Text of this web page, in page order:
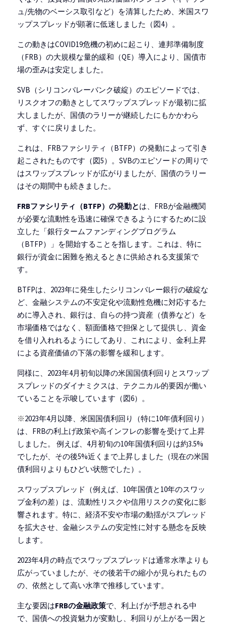
ュ/先物のベーシス取引など）を清算したため、米国スワ
ップスプレッドが顕著に低迷しました（図4）。
この動きはCOVID19危機の初めに起こり、連邦準備制度
（FRB）の大規模な量的緩和（QE）導入により、国債市
場の歪みは安定しました。
SVB（シリコンバレーバンク破綻）のエピソードでは、
リスクオフの動きとしてスワップスプレッドが最初に拡
大しましたが、国債のラリーが継続したにもかかわら
ず、すぐに戻りました。
これは、FRBファシリティ（BTFP）の発動によって引き
起こされたものです（図5）。SVBのエピソードの周りで
はスワップスプレッドが広がりましたが、国債のラリー
はその期間中も続きました。
FRBファシリティ（BTFP）の発動とは、FRBが金融機関
が必要な流動性を迅速に確保できるようにするために設
立した「銀行タームファンディングプログラム
（BTFP）」を開始することを指します。これは、特に
銀行が資金に困難を抱えるときに供給される支援策で
す。
BTFPは、2023年に発生したシリコンバレー銀行の破綻な
ど、金融システムの不安定化や流動性危機に対応するた
めに導入され、銀行は、自らの持つ資産（債券など）を
市場価格ではなく、額面価格で担保として提供し、資金
を借り入れれるようにしてあり、これにより、金利上昇
による資産価値の下落の影響を緩和します。
同様に、2023年4月初旬以降の米国国債利回りとスワップ
スプレッドのダイナミクスは、テクニカル的要因が働い
ていることを示唆しています（図6）。
※2023年4月以降、米国国債利回り（特に10年債利回り）
は、FRBの利上げ政策や高インフレの影響を受けて上昇
しました。 例えば、4月初旬の10年国債利回りは約3.5%
でしたが、その後5%近くまで上昇しました（現在の米国
債利回りよりもひどい状態でした）。
スワップスプレッド（例えば、10年国債と10年のスワッ
プ金利の差）は、流動性リスクや信用リスクの変化に影
響されます。特に、経済不安や市場の動揺がスプレッド
を拡大させ、金融システムの安定性に対する懸念を反映
します。
2023年4月の時点でスワップスプレッドは通常水準よりも
広がっていましたが、その後若干の縮小が見られたもの
の、依然として高い水準で推移しています。
主な要因はFRBの金融政策で、利上げが予想される中
で、国債への投資魅力が変動し、利回りが上がる一因と